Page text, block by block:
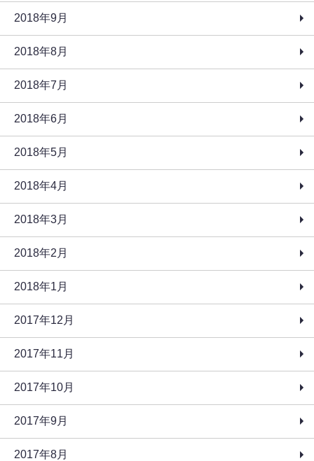
2018年9月
2018年8月
2018年7月
2018年6月
2018年5月
2018年4月
2018年3月
2018年2月
2018年1月
2017年12月
2017年11月
2017年10月
2017年9月
2017年8月